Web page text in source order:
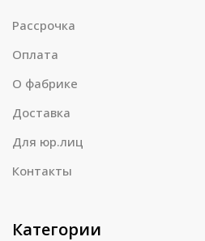
Рассрочка
Оплата
О фабрике
Доставка
Для юр.лиц
Контакты
Категории